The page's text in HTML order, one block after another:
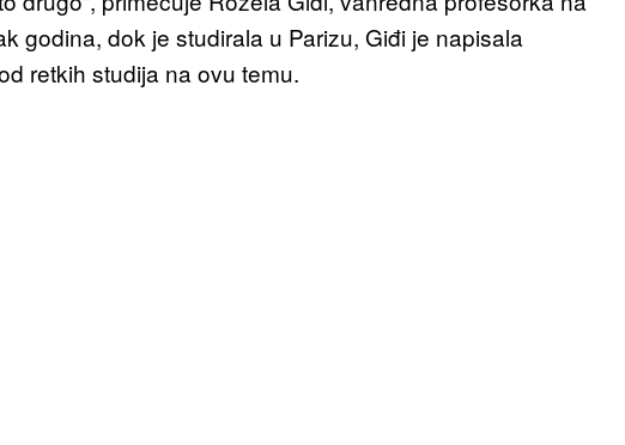
godina, dok je studirala u Parizu, Giđi je napisala
retkih studija na ovu temu.